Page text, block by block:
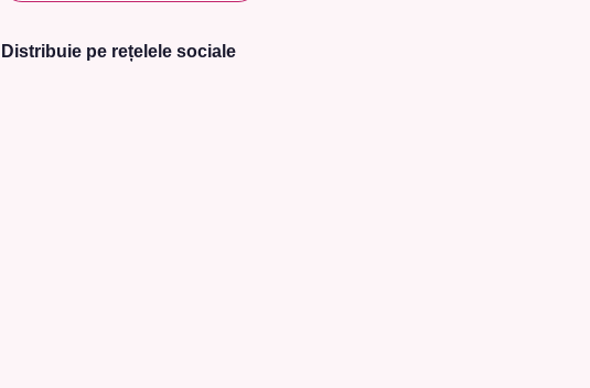
Distribuie pe rețelele sociale